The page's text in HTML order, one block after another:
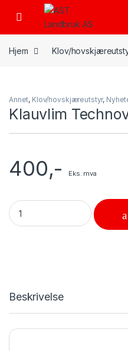
Skip to navigation
Skip to content
Open
Hjem Klov/
Annet, Klov/hovskjæreutstyr,
Klauvlim
400,- Eks. mva
Klauvlim Technovit 2
Beskrivelse